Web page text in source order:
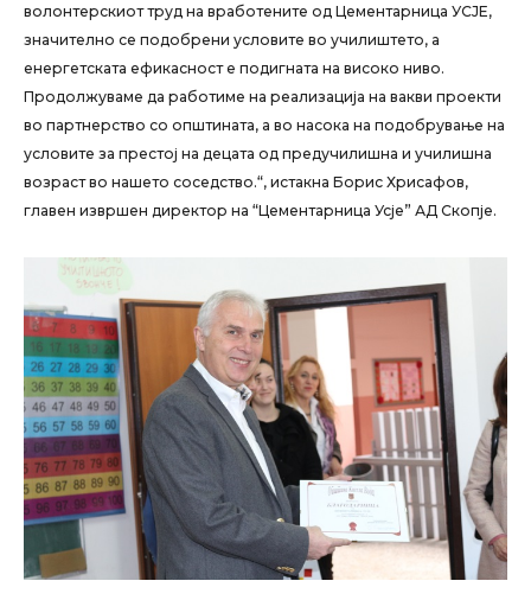
волонтерскиот труд на вработените од Цементарница УСЈЕ,
значително се подобрени условите во училиштето, а
енергетската ефикасност е подигната на високо ниво.
Продолжуваме да работиме на реализација на вакви проекти
во партнерство со општината, а во насока на подобрување на
условите за престој на децата од предучилишна и училишна
возраст во нашето соседство.“, истакна Борис Хрисафов,
главен извршен директор на “Цементарница Усје” АД Скопје.